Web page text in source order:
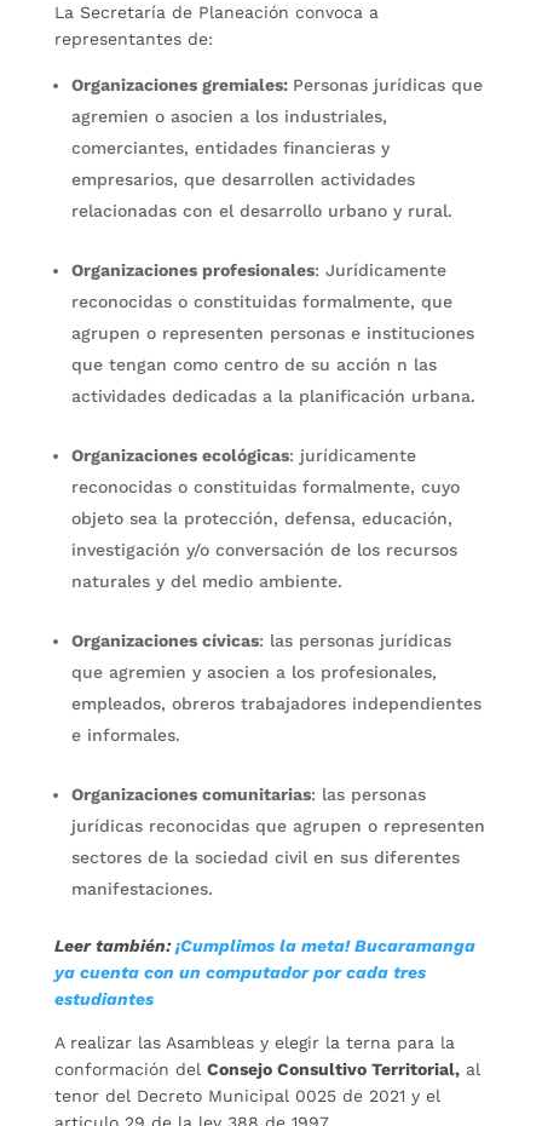
La Secretaría de Planeación convoca a
representantes de:
Organizaciones gremiales: Personas jurídicas que
agremien o asocien a los industriales,
comerciantes, entidades financieras y
empresarios, que desarrollen actividades
relacionadas con el desarrollo urbano y rural.
Organizaciones profesionales: Jurídicamente
reconocidas o constituidas formalmente, que
agrupen o representen personas e instituciones
que tengan como centro de su acción n las
actividades dedicadas a la planificación urbana.
Organizaciones ecológicas: jurídicamente
reconocidas o constituidas formalmente, cuyo
objeto sea la protección, defensa, educación,
investigación y/o conversación de los recursos
naturales y del medio ambiente.
Organizaciones cívicas: las personas jurídicas
que agremien y asocien a los profesionales,
empleados, obreros trabajadores independientes
e informales.
Organizaciones comunitarias: las personas
jurídicas reconocidas que agrupen o representen
sectores de la sociedad civil en sus diferentes
manifestaciones.
Leer también:¡Cumplimos la meta! Bucaramanga
ya cuenta con un computador por cada tres
estudiantes
A realizar las Asambleas y elegir la terna para la
conformación del Consejo Consultivo Territorial,al
tenor del Decreto Municipal 0025 de 2021 y el